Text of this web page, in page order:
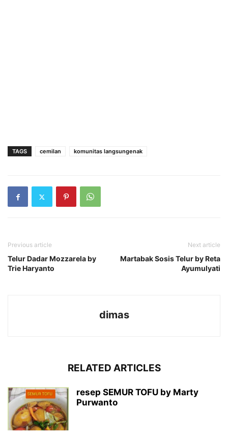
TAGS cemilan komunitas langsungenak
Previous article
Telur Dadar Mozzarela by
Trie Haryanto
Next article
Martabak Sosis Telur by Reta
Ayumulyati
dimas
RELATED ARTICLES
resep SEMUR TOFU by Marty
Purwanto